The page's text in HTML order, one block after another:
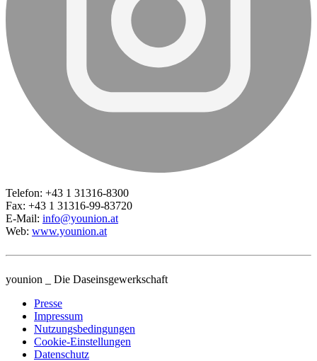
Telefon: +43 1 31316-8300
Fax: +43 1 31316-99-83720
E-Mail: info@younion.at
Web: www.younion.at
younion _ Die Daseinsgewerkschaft
Presse
Impressum
Nutzungsbedingungen
Cookie-Einstellungen
Datenschutz